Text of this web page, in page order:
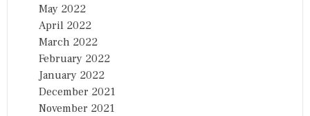
May 2022
April 2022
March 2022
February 2022
January 2022
December 2021
November 2021